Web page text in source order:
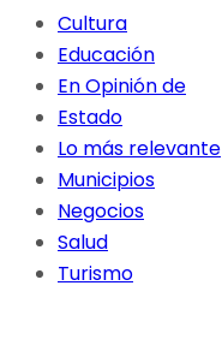
Cultura
Educación
En Opinión de
Estado
Lo más relevante
Municipios
Negocios
Salud
Turismo